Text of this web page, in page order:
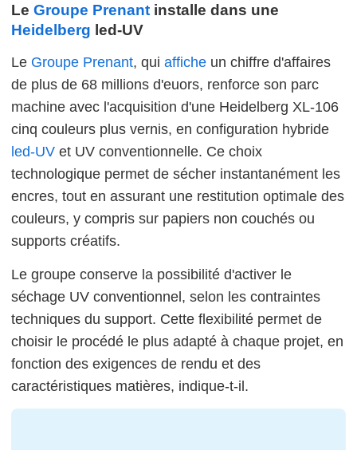
Le Groupe Prenant installe dans une
Heidelberg led-UV
Le Groupe Prenant, qui affiche un chiffre d'affaires
de plus de 68 millions d'euors, renforce son parc
machine avec l'acquisition d'une Heidelberg XL-106
cinq couleurs plus vernis, en configuration hybride
led-UV et UV conventionnelle. Ce choix
technologique permet de sécher instantanément les
encres, tout en assurant une restitution optimale des
couleurs, y compris sur papiers non couchés ou
supports créatifs.
Le groupe conserve la possibilité d'activer le
séchage UV conventionnel, selon les contraintes
techniques du support. Cette flexibilité permet de
choisir le procédé le plus adapté à chaque projet, en
fonction des exigences de rendu et des
caractéristiques matières, indique-t-il.